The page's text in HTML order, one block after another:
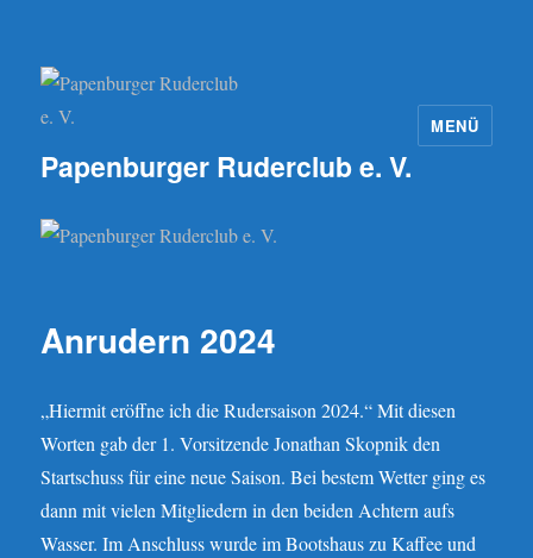
Papenburger Ruderclub e. V.
MENÜ
Anrudern 2024
„Hiermit eröffne ich die Rudersaison 2024.“ Mit diesen
Worten gab der 1. Vorsitzende Jonathan Skopnik den
Startschuss für eine neue Saison. Bei bestem Wetter ging es
dann mit vielen Mitgliedern in den beiden Achtern aufs
Wasser. Im Anschluss wurde im Bootshaus zu Kaffee und